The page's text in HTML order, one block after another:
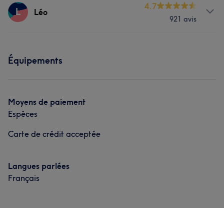
Portfolio
Prestations
L Léo
4.7
921 avis
Portfolio
Équipements
Moyens de paiement
Espèces
Carte de crédit acceptée
Langues parlées
Français